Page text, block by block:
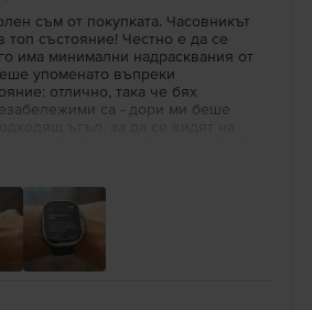
съм от покупката. Часовникът
топ състояние! Честно е да се
има минимални надрасквания от
упоменато въпреки
отлично, така че бях
са - дори ми беше
По-важното за мен в случая беше
100% здраве!!! Препоръчвам
живот на използвана вече